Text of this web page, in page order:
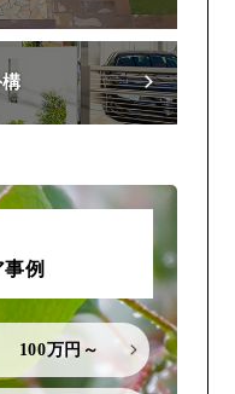
例
100万円～